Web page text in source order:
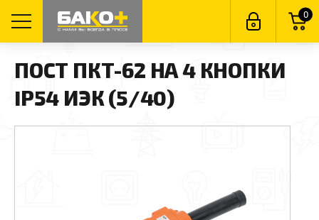
0
ПОСТ ПКТ-62 НА 4 КНОПКИ
IP54 ИЭК (5/40)